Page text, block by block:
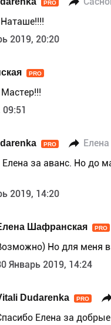
PRO
2019, 20:20
PRO
PRO
Елена за аванс. Но до
2019, 14:20
Шафранская PRO
Но для меня
Январь 2019, 14:24
Dudarenka PRO
Елена за